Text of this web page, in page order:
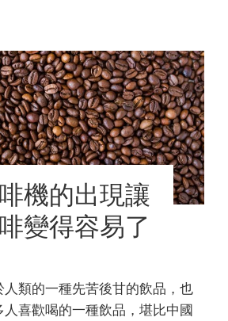
機的出現讓
變得容易了
類的一種先苦後甘的飲品，也
喜歡喝的一種飲品，堪比中國